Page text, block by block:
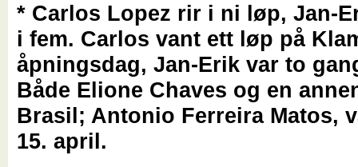
* Carlos Lopez rir i ni løp, Jan-
i fem. Carlos vant ett løp på
åpningsdag, Jan-Erik var to
Både Elione Chaves og en
Brasil; Antonio Ferreira Matos,
15. april.